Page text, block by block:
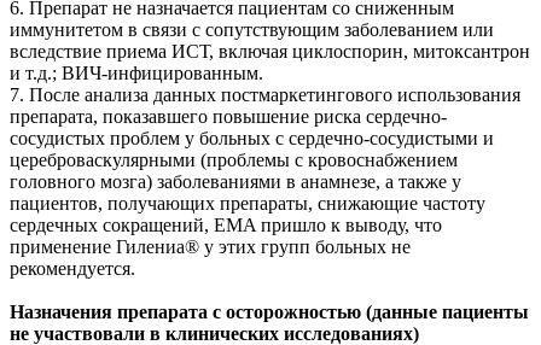
6. Препарат не назначается пациентам со сниженным
иммунитетом в связи с сопутствующим заболеванием или
вследствие приема ИСТ, включая циклоспорин, митоксантрон
и т.д.; ВИЧ-инфицированным.
7. После анализа данных постмаркетингового использования
препарата, показавшего повышение риска сердечно-
сосудистых проблем у больных с сердечно-сосудистыми и
цереброваскулярными (проблемы с кровоснабжением
головного мозга) заболеваниями в анамнезе, а также у
пациентов, получающих препараты, снижающие частоту
сердечных сокращений, ЕMA пришло к выводу, что
применение Гилениа® у этих групп больных не
рекомендуется.
Назначения препарата с осторожностью (данные пациенты
не участвовали в клинических исследованиях)